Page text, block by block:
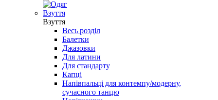
Взуття
Взуття
Весь розділ
Балетки
Джазовки
Для латини
Для стандарту
Капці
Напівпальці для контемпу/модерну,
сучасного танцю